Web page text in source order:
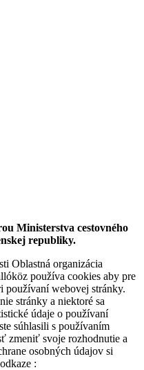
Ministerstva cestovného
republiky.
Oblastná organizácia
používa cookies aby pre
používaní webovej stránky.
stránky a niektoré sa
údaje o používaní
súhlasili s používaním
zmeniť svoje rozhodnutie a
osobných údajov si
: